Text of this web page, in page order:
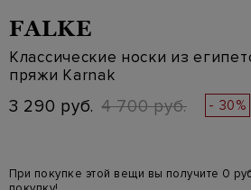
FALKE
Классические носки из
пряжи Karnak
3 290 руб. 4 700 руб. - 30%
При покупке этой вещи вы получите 0